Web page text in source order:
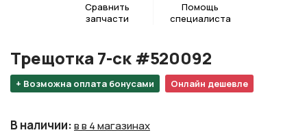
Сравнить
запчасти
Помощь
специалиста
+ Возможна оплата бонусами Онлайн дешевле
Трещотка 7-ск #520092
В наличии:в в 4 магазинах